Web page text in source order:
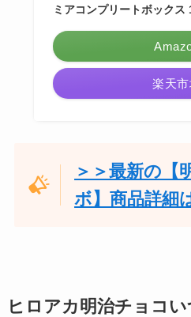
ミアコンプリートボックス
楽天
＞＞最新の【
ボ】商品詳細
ヒロアカ明治チョコ